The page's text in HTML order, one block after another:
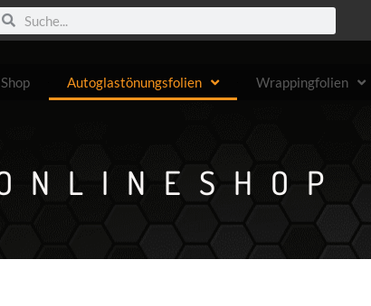
SucheSuche
Shop Autoglastönungsfolien Wrappingfolien